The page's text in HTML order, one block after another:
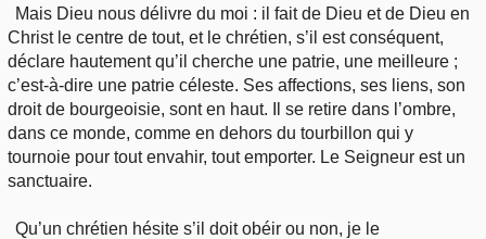
Mais Dieu nous délivre du moi : il fait de Dieu et de Dieu en
Christ le centre de tout, et le chrétien, s’il est conséquent,
déclare hautement qu’il cherche une patrie, une meilleure ;
c’est-à-dire une patrie céleste. Ses affections, ses liens, son
droit de bourgeoisie, sont en haut. Il se retire dans l’ombre,
dans ce monde, comme en dehors du tourbillon qui y
tournoie pour tout envahir, tout emporter. Le Seigneur est un
sanctuaire.
Qu’un chrétien hésite s’il doit obéir ou non, je le